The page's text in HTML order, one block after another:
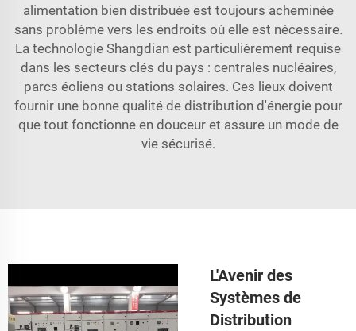
alimentation bien distribuée est toujours acheminée
sans problème vers les endroits où elle est nécessaire.
La technologie Shangdian est particulièrement requise
dans les secteurs clés du pays : centrales nucléaires,
parcs éoliens ou stations solaires. Ces lieux doivent
fournir une bonne qualité de distribution d'énergie pour
que tout fonctionne en douceur et assure un mode de
vie sécurisé.
L'Avenir des
Systèmes de
Distribution